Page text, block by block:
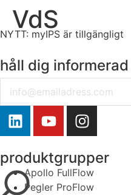
NYTT: myIPS är tillgängligt
stäng
VdS
håll dig informerad
produktgrupper
Apollo FullFlow
Pegler ProFlow